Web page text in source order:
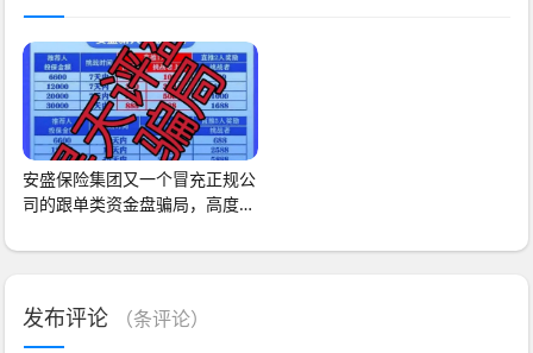
安盛保险集团又一个冒充正规公
司的跟单类资金盘骗局，高度预
发布评论 （条评论）